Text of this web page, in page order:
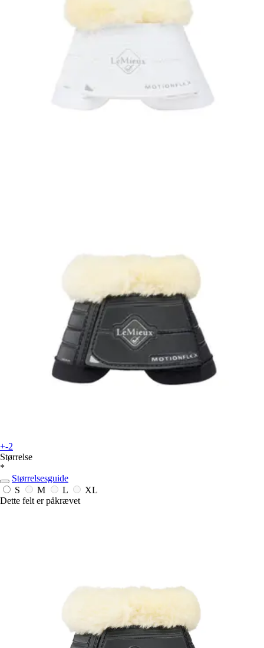
+-2
Størrelse
*
Størrelsesguide
S
M L
XL
Dette felt er påkrævet